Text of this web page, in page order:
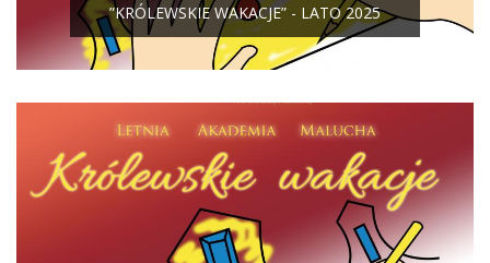
”KRÓLEWSKIE WAKACJE” - LATO 2025